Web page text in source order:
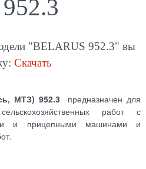
"BELARUS 952.3" вы
Скачать
МТЗ) 952.3 предназначен для
работ с
и прицепными машинами и